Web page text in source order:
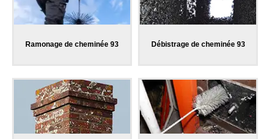
Ramonage de cheminée 93 Débistrage de cheminée 93